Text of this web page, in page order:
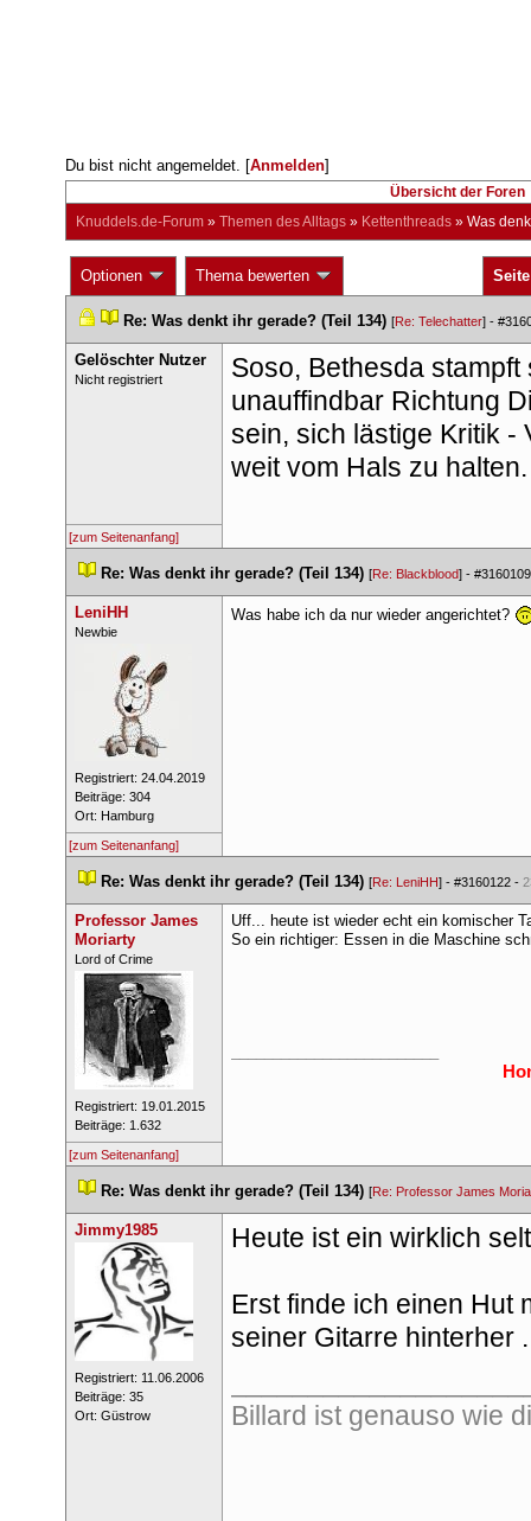
Du bist nicht angemeldet. [Anmelden]
Übersicht der Foren
Knuddels.de-Forum » Themen des Alltag » Kettenthread » Was
Optionen Thema bewerten
Re: Was denkt ihr gerade? (Teil 134) [Re: Telechatter] -
Gelöschter Nutzer
Nicht registriert
Soso, Bethesda
unauffindbar Richtung
ein, sich lästige Kritik -
weit vom Hals zu halten.
[zum Seitenanfang]
Re: Was denkt ihr gerade? (Teil 134) [Re: Blackblood] - #3160109
LeniHH
​Newbie
Registriert: 24.04.2019
Beiträge: 304
Ort: Hamburg
Was habe ich da nur wieder angerichtet?
[zum Seitenanfang]
Re: Was denkt ihr gerade? (Teil 134) [Re: LeniHH] - #3160122 -
Professor James
Moriarty
​Lord of Crime
Registriert: 19.01.2015
Beiträge: 1.632
Uff... heute ist wieder echt ein komischer
So ein richtiger: Essen in die Maschine
[zum Seitenanfang]
Re: Was denkt ihr gerade? (Teil 134) [Re: Professor James
Jimmy1985
Registriert: 11.06.2006
Beiträge: 35
Ort: Güstrow
Heute ist ein wirklich
Erst finde ich einen Hut
einer Gitarre hinterher
Billard ist genauso wie